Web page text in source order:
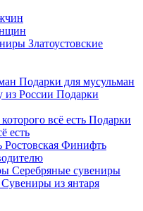
Златоустовские
Подарки для мусульман
Подарки
Подарки
есть
Ростовская Финифть
Серебряные сувениры
Сувениры из янтаря